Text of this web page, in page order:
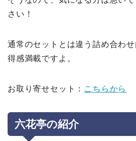
さい！
通常のセットとは違う詰め合わ
得感満載ですよ。
お取り寄せセット： こちらから
六花亭の紹介